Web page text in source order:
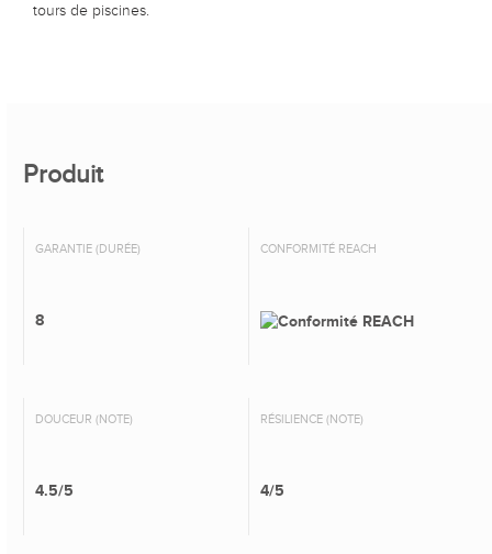
tours de piscines.
Produit
GARANTIE (DURÉE)
8
CONFORMITÉ REACH
DOUCEUR (NOTE)
4.5/5
RÉSILIENCE (NOTE)
4/5